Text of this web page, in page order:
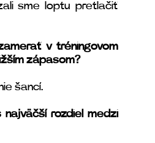
sme loptu pretlačiť
v tréningovom
zápasom?
šancí.
rozdiel medzi